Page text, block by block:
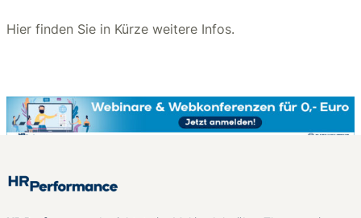
Hier finden Sie in Kürze weitere Infos.